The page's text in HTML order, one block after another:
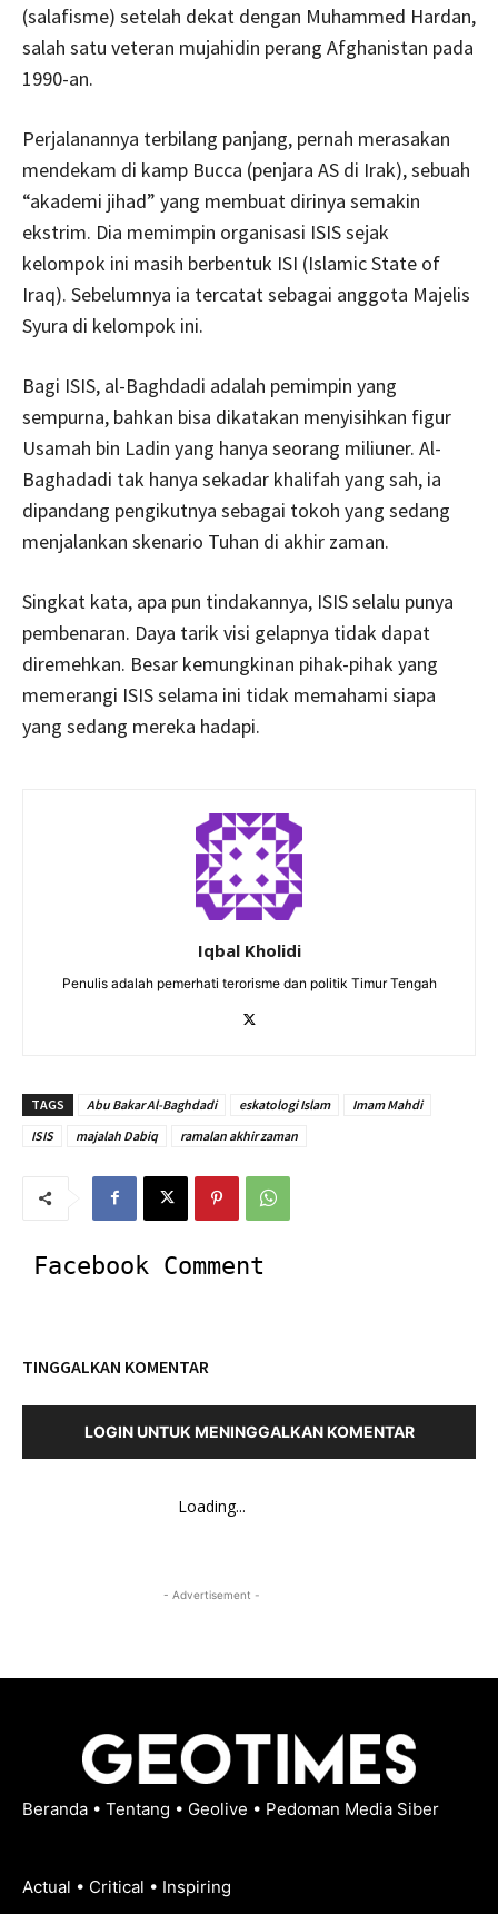
(salafisme) setelah dekat dengan Muhammed Hardan,
salah satu veteran mujahidin perang Afghanistan pada
1990-an.
Perjalanannya terbilang panjang, pernah merasakan
mendekam di kamp Bucca (penjara AS di Irak), sebuah
“akademi jihad” yang membuat dirinya semakin
ekstrim. Dia memimpin organisasi ISIS sejak
kelompok ini masih berbentuk ISI (Islamic State of
Iraq). Sebelumnya ia tercatat sebagai anggota Majelis
Syura di kelompok ini.
Bagi ISIS, al-Baghdadi adalah pemimpin yang
sempurna, bahkan bisa dikatakan menyisihkan figur
Usamah bin Ladin yang hanya seorang miliuner. Al-
Baghadadi tak hanya sekadar khalifah yang sah, ia
dipandang pengikutnya sebagai tokoh yang sedang
menjalankan skenario Tuhan di akhir zaman.
Singkat kata, apa pun tindakannya, ISIS selalu punya
pembenaran. Daya tarik visi gelapnya tidak dapat
diremehkan. Besar kemungkinan pihak-pihak yang
memerangi ISIS selama ini tidak memahami siapa
yang sedang mereka hadapi.
Iqbal Kholidi
Penulis adalah pemerhati terorisme dan politik Timur Tengah
TAGS Abu Bakar Al-Baghdadi eskatologi Islam
Imam Mahdi
ISIS
majalah Dabiq ramalan akhir zaman
Facebook Comment
TINGGALKAN KOMENTAR
LOGIN UNTUK MENINGGALKAN KOMENTAR
Loading...
- Advertisement -
Beranda • Tentang • Geolive • Pedoman Media Siber
Actual • Critical • Inspiring